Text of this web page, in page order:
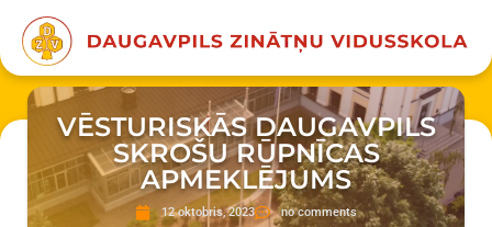
VĒSTURISKĀS DAUGAVPILS
SKROŠU RŪPNĪCAS
APMEKLĒJUMS
12 oktobris, 2023 no comments